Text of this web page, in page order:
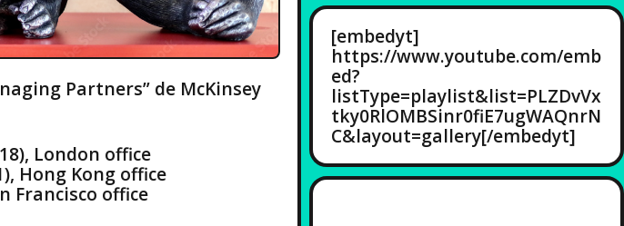
Partners” de McKinsey
London office
Hong Kong office
Francisco office
[embedyt]
https://www.youtube.com/emb
ed?
listType=playlist&list=PLZDvVx
tky0RlOMBSinr0fiE7ugWAQnrN
C&layout=gallery[/embedyt]